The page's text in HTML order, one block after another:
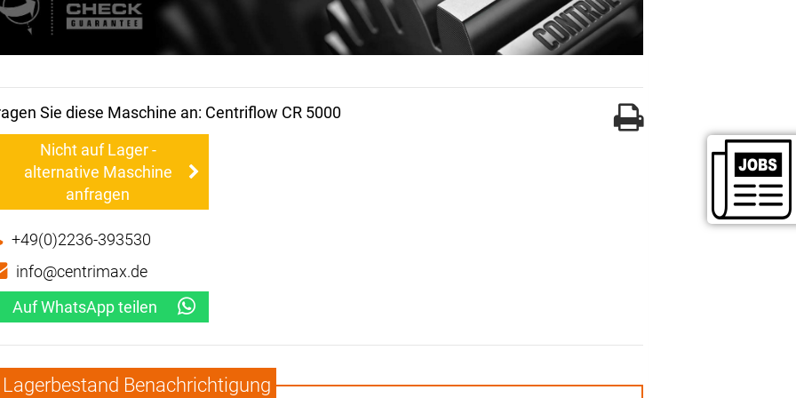
Sie diese Maschine an: Centriflow CR 5000
Nicht auf Lager -
alternative Maschine
anfragen
+49(0)2236-393530
info@centrimax.de
Auf WhatsApp teilen
Lagerbestand Benachrichtigung